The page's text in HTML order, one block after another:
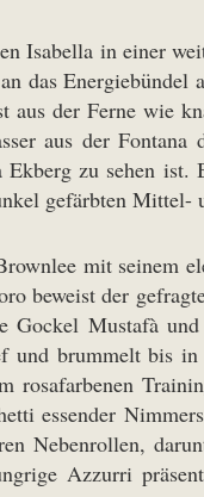
Isabella in einer
das Energiebündel
der Ferne wie
aus der
zu sehen ist.
gefärbten Mittel-
mit seinem
beweist der
Gockel Mustafà
und brummelt bis
rosafarbenen
essender
Nebenrollen,
Azzurri